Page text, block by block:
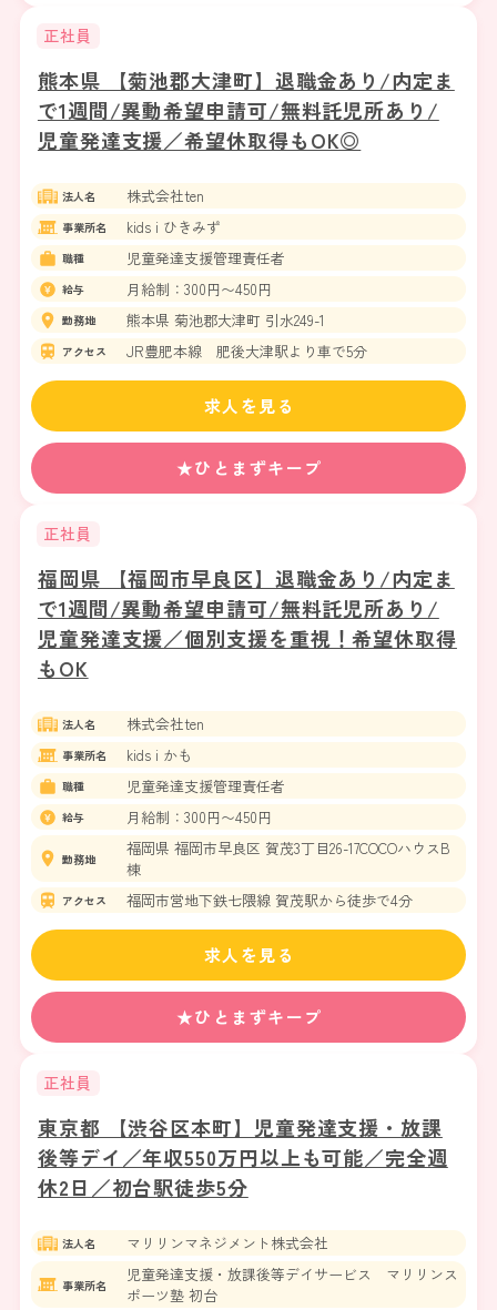
正社員
熊本県 【菊池郡大津町】退職金あり/内定ま
で1週間/異動希望申請可/無料託児所あり/
児童発達支援／希望休取得もOK◎
法人名 株式会社ten
事業所名 kids i ひきみず
職種 児童発達支援管理責任者
給与 月給制：300円〜450円
勤務地 熊本県 菊池郡大津町 引水249-1
アクセス JR豊肥本線 肥後大津駅より車で5分
★ひとまずキープ
求人を見る
正社員
福岡県 【福岡市早良区】退職金あり/内定ま
で1週間/異動希望申請可/無料託児所あり/
児童発達支援／個別支援を重視！希望休取得
もOK
法人名 株式会社ten
事業所名 kids i かも
職種 児童発達支援管理責任者
給与 月給制：300円〜450円
勤務地
福岡県 福岡市早良区 賀茂3丁目26-17COCOハウスB
棟
アクセス 福岡市営地下鉄七隈線 賀茂駅から徒歩で4分
★ひとまずキープ
求人を見る
正社員
東京都 【渋谷区本町】児童発達支援・放課
後等デイ／年収550万円以上も可能／完全週
休2日／初台駅徒歩5分
法人名 マリリンマネジメント株式会社
事業所名
児童発達支援・放課後等デイサービス マリリンス
ポーツ塾 初台